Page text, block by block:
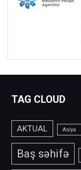
TAG CLOUD
AKTUAL Asiya
Baş səhifə